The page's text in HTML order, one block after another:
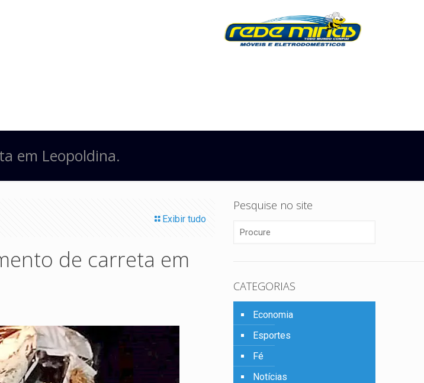
em Leopoldina.
Exibir tudo
de carreta em
Pesquise no site
CATEGORIAS
Economia
Esportes
Fé
Notícias